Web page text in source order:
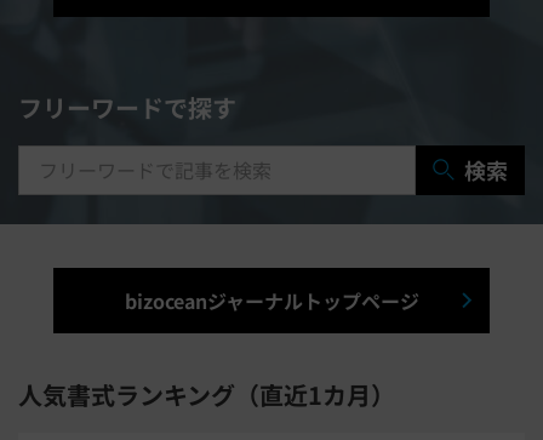
契約書レビューシステム
研修システム 受付システム
出張管理システム 賃貸管理システム
入退室管理システム 福利厚生システム
フリーワードで探す
検索
bizoceanジャーナルトップページ
人気書式ランキング（直近1カ月）